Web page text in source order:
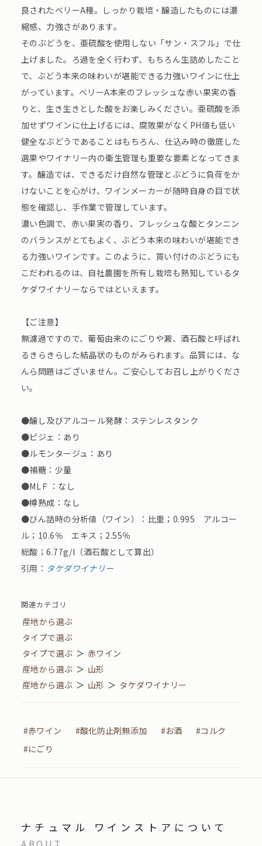
良されたベリーA種。しっかり栽培・醸造したものには濃
縮感、力強さがあります。
そのぶどうを、亜硫酸を使用しない「サン・スフル」で仕
上げました。ろ過を全く行わず、もちろん生詰めしたこと
で、ぶどう本来の味わいが堪能できる力強いワインに仕上
がっています。ベリーA本来のフレッシュな赤い果実の香
りと、生き生きとした酸をお楽しみください。亜硫酸を添
加せずワインに仕上げるには、腐敗果がなくPH値も低い
健全なぶどうであることはもちろん、仕込み時の徹底した
選果やワイナリー内の衛生管理も重要な要素となってきま
す。醸造では、できるだけ自然な管理とぶどうに負荷をか
けないことを心がけ、ワインメーカーが随時自身の目で状
態を確認し、手作業で管理しています。
濃い色調で、赤い果実の香り、フレッシュな酸とタンニン
のバランスがとてもよく、ぶどう本来の味わいが堪能でき
る力強いワインです。このように、買い付けのぶどうにも
こだわれるのは、自社農園を所有し栽培も熟知しているタ
ケダワイナリーならではといえます。
【ご注意】
無濾過ですので、葡萄由来のにごりや澱、酒石酸と呼ばれ
るきらきらした結晶状のものがみられます。品質には、な
んら問題はございません。ご安心してお召し上がりくださ
い。
●醸し及びアルコール発酵：ステンレスタンク
●ピジェ：あり
●ルモンタージュ：あり
●補糖：少量
●MLＦ：なし
●樽熟成：なし
●びん詰時の分析値（ワイン）：比重；0.995 アルコー
ル；10.6％ エキス；2.55％
総酸；6.77g/l（酒石酸として算出）
引用： タケダワイナリー
関連カテゴリ
産地から選ぶ
タイプで選ぶ
タイプで選ぶ ＞ 赤ワイン
産地から選ぶ ＞ 山形
産地から選ぶ ＞ 山形 ＞ タケダワイナリー
#赤ワイン #酸化防止剤無添加 #お酒
#コルク
#にごり
ナチュマル ワインストアについて
ABOUT